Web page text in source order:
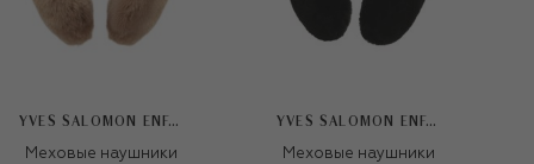
YVES SALOMON ENFANT
Меховые наушники
YVES SALOMON ENFANT
Меховые наушники